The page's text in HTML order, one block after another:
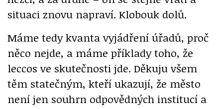
situaci znovu napraví. Klobouk dolů.
Máme tedy kvanta vyjádření úřadů, proč
něco nejde, a máme příklady toho, že
leccos ve skutečnosti jde. Děkuju všem
těm statečným, kteří ukazují, že město
není jen souhrn odpovědných institucí a